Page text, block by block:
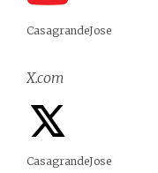
CasagrandeJose
X.com
CasagrandeJose